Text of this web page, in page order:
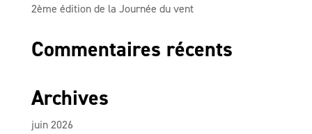
2ème édition de la Journée du vent
Commentaires récents
Archives
juin 2026